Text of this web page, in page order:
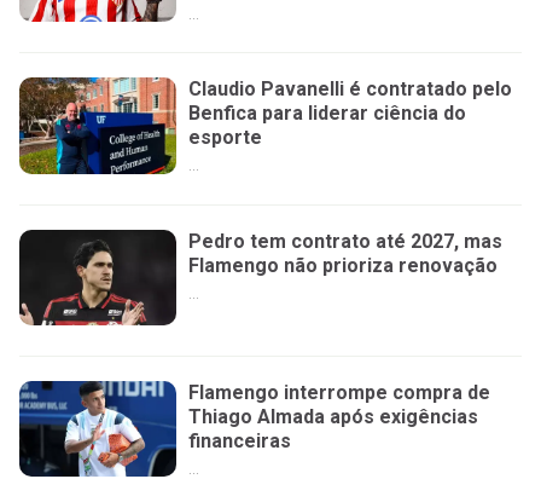
...
Claudio Pavanelli é contratado pelo
Benfica para liderar ciência do
esporte
...
Pedro tem contrato até 2027, mas
Flamengo não prioriza renovação
Flamengo interrompe compra de
Thiago Almada após exigências
financeiras
...